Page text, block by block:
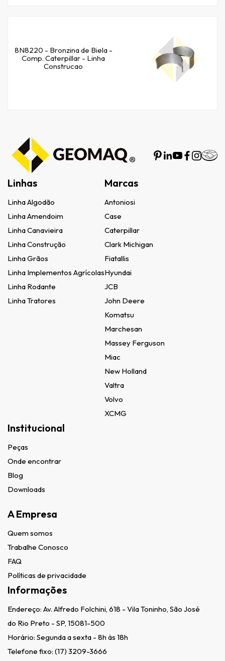
8N8220 - Bronzina de Biela -
Comp. Caterpillar - Linha
Construcao
Linhas
Linha Algodão
Linha Amendoim
Linha Canavieira
Linha Construção
Linha Grãos
Linha Implementos Agrícolas
Linha Rodante
Linha Tratores
Marcas
Antoniosi
Case
Caterpillar
Clark Michigan
Fiatallis
Hyundai
JCB
John Deere
Komatsu
Marchesan
Massey Ferguson
Miac
New Holland
Valtra
Volvo
XCMG
Institucional
Peças
Onde encontrar
Blog
Downloads
A Empresa
Quem somos
Trabalhe Conosco
FAQ
Políticas de privacidade
Informações
Endereço: Av. Alfredo Folchini, 618 - Vila Toninho, São José
do Rio Preto - SP, 15081-500
Horário: Segunda a sexta - 8h às 18h
Telefone fixo: (17) 3209-3666